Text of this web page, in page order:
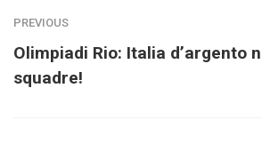
PREVIOUS
Olimpiadi Rio: Italia d’argento
squadre!